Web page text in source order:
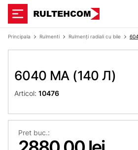
Principala Rulmenti Rulmenți radiali cu bile
6040 MA (140 Л)
Articol: 10476
Pret buc.: